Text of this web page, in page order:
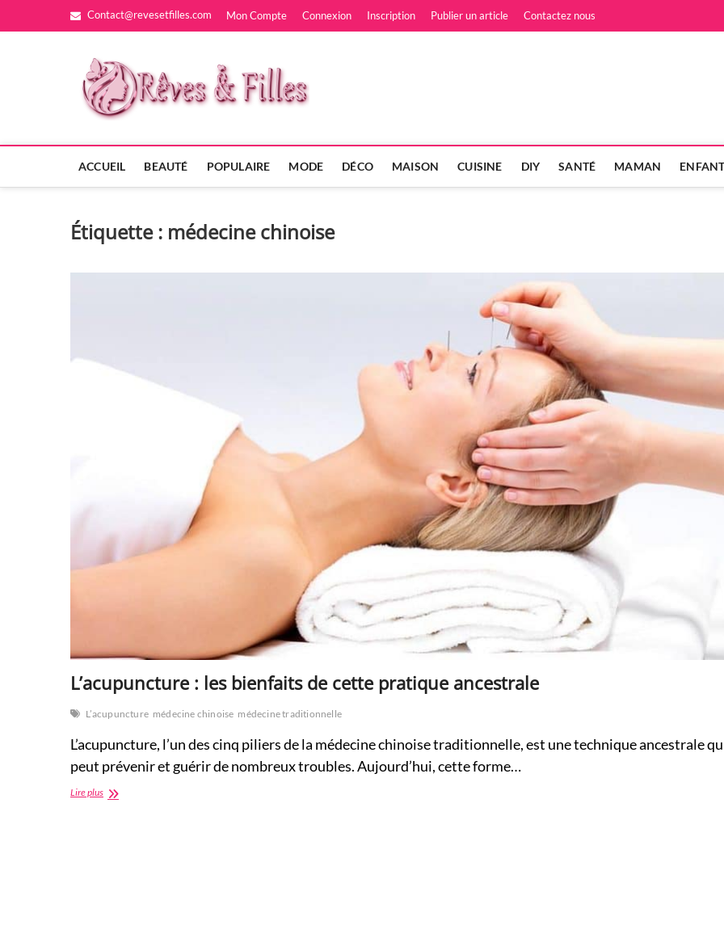
Contact@revesetfilles.com Mon Compte Connexion Inscription Publier un article Contactez nous
ACCUEIL BEAUTÉ POPULAIRE MODE DÉCO MAISON CUISINE DIY SANTÉ MAMAN
Étiquette : médecine chinoise
L’acupuncture : les bienfaits de cette pratique ancestrale
L’acupuncture médecine chinoise médecine traditionnelle
L’acupuncture, l’un des cinq piliers de la médecine chinoise traditionnelle, est une technique ancestrale
peut prévenir et guérir de nombreux troubles. Aujourd’hui, cette forme…
Lire plusL’acupuncture